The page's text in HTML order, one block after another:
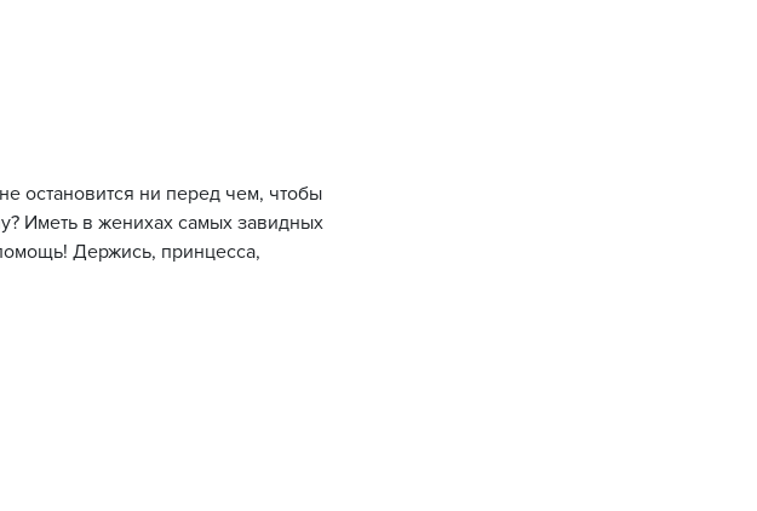
ни перед чем, чтобы
Иметь в женихах самых завидных
Держись, принцесса,